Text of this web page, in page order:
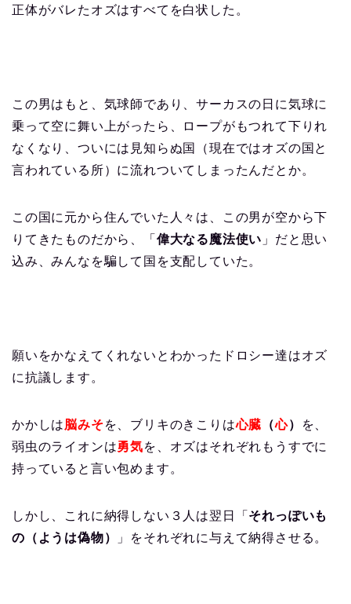
正体がバレたオズはすべてを白状した。
この男はもと、気球師であり、サーカスの日に気球に
乗って空に舞い上がったら、ロープがもつれて下りれ
なくなり、ついには見知らぬ国（現在ではオズの国と
言われている所）に流れついてしまったんだとか。
この国に元から住んでいた人々は、この男が空から下
りてきたものだから、「 偉大なる魔法使い 」だと思い
込み、みんなを騙して国を支配していた。
願いをかなえてくれないとわかったドロシー達はオズ
に抗議します。
かかしは脳みそを、ブリキのきこりは心臓 （心）
を、
弱虫のライオンは勇気を、オズはそれぞれもうすでに
持っていると言い包めます。
しかし、これに納得しない３人は翌日「 それっぽいも
の（ようは偽物）
」をそれぞれに与えて納得させる。